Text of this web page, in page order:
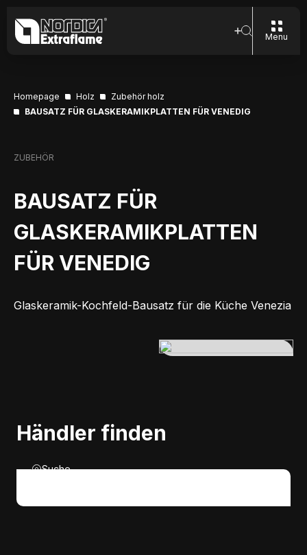
Menu
Homepage Holz
Zubehör holz
BAUSATZ FÜR GLASKERAMIKPLATTEN FÜR VENEDIG
ZUBEHÖR
BAUSATZ FÜR
GLASKERAMIKPLATTEN
FÜR VENEDIG
Glaskeramik-Kochfeld-Bausatz für die Küche Venezia
Händler finden
Suche